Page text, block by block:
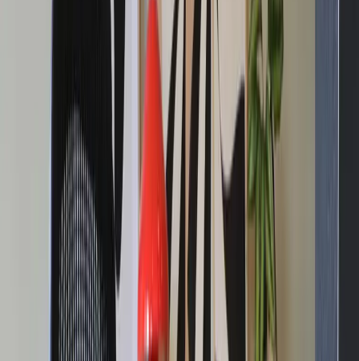
Kontorsstol Generation
Kontorsstol Generation
Jämför